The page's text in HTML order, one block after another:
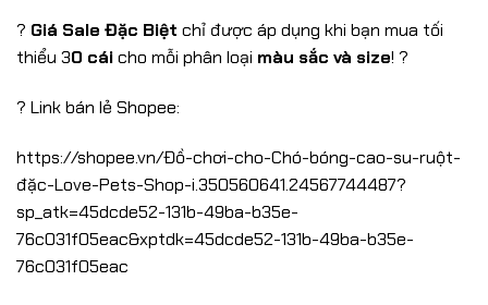
? Giá Sale Đặc Biệt chỉ được áp dụng khi bạn mua tối
thiểu 30 cáicho mỗi phân loại màu sắc và size! ?
? Link bán lẻ Shopee:
https://shopee.vn/Đồ-chơi-cho-Chó-bóng-cao-su-ruột-
đặc-Love-Pets-Shop-i.350560641.24567744487?
sp_atk=45dcde52-131b-49ba-b35e-
76c031f05eac&xptdk=45dcde52-131b-49ba-b35e-
76c031f05eac